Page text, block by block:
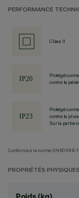
PERFORMANCE
Class II
Protégé
contre la
Protégé
contre la
Sur la partie
Conforme à la norme EN60598-
PROPRIÉTÉS PHYSIQUES